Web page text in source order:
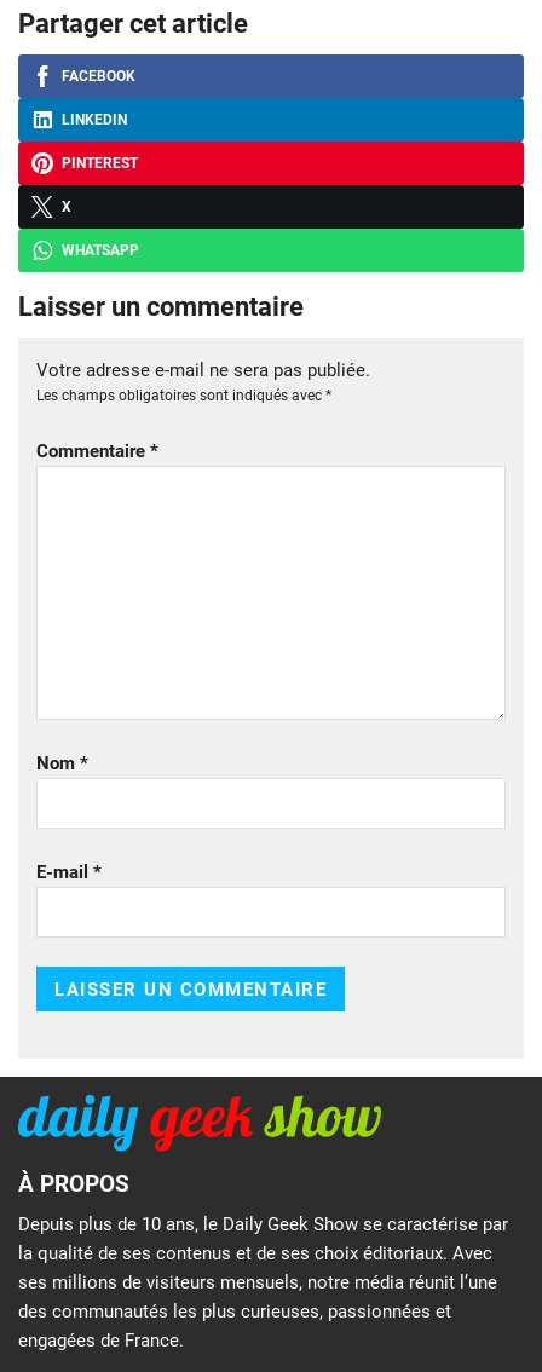
Partager cet article
FACEBOOK
LINKEDIN
PINTEREST
X
WHATSAPP
Laisser un commentaire
Votre adresse e-mail ne sera pas publiée.
Les champs obligatoires sont indiqués avec *
Commentaire *
Nom *
E-mail *
À PROPOS
Depuis plus de 10 ans, le Daily Geek Show se caractérise par
la qualité de ses contenus et de ses choix éditoriaux. Avec
ses millions de visiteurs mensuels, notre média réunit l’une
des communautés les plus curieuses, passionnées et
engagées de France.